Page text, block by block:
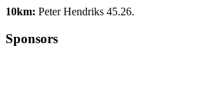
10km: Peter Hendriks 45.26.
Sponsors